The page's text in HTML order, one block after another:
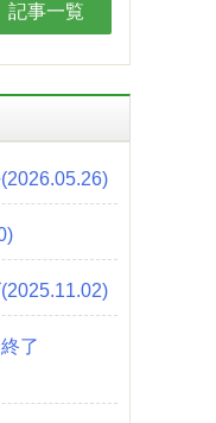
記事一覧
了